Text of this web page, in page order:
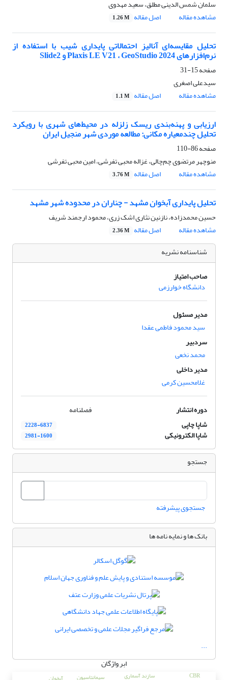
سلمان شمس الدینی مطلق، سعید مهدوی
مشاهده مقاله
اصل مقاله 1.26 M
تحلیل مقایسه‌ای آنالیز احتمالاتی پایداری شیب با استفاده از
نرم‌افزارهای Plaxis LE V21 ، GeoStudio 2024 و Slide2
صفحه15-31
سیدعلی اصغری
مشاهده مقاله
اصل مقاله 1.1 M
ارزیابی و پهنه‌بندی ریسک زلزله در محیط‌های شهری با رویکرد
تحلیل چندمعیاره مکانی: مطالعه موردی شهر منجیل ایران
صفحه86-110
منوچهر مرتضوی چم‌چالی، غزاله محبی تفرشی، امین محبی تفرشی
مشاهده مقاله
اصل مقاله 3.76 M
تحلیل پایداری آبخوان مشهد - چناران در محدوده شهر مشهد
حسین محمدزاده، نازنین نثاری اشک زری، محمود ارجمند شریف
مشاهده مقاله
اصل مقاله 2.36 M
شناسنامه نشریه
صاحب امتیاز
دانشگاه خوارزمی
مدیر مسئول
سید محمود فاطمی عقدا
سردبیر
محمد نخعی
مدیر داخلی
غلامحسین کرمی
دوره انتشار
فصلنامه
شاپا چاپی
2228-6837
شاپا الکترونیکی 2981-1600
جستجو
جستجوی پیشرفته
بانک ها و نمایه نامه ها
...
ابر واژگان
سیمانتاسیون سازند آسماری CBR